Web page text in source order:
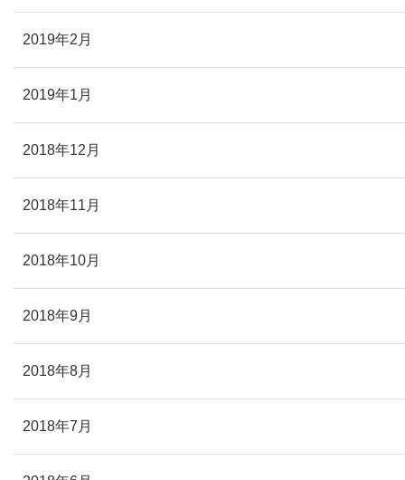
2019年2月
2019年1月
2018年12月
2018年11月
2018年10月
2018年9月
2018年8月
2018年7月